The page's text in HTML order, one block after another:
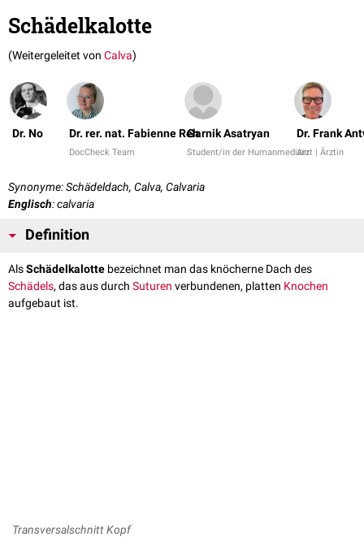
Schädelkalotte
(Weitergeleitet von Calva)
Dr. No Dr. rer. nat. Fabienne Reh
DocCheck Team
Garnik Asatryan
Student/in der Humanmedizin
Dr. Frank
Arzt | Ärztin
Synonyme: Schädeldach, Calva, Calvaria
Englisch: calvaria
Definition
AlsSchädelkalotte bezeichnet man das knöcherne Dach des
Schädels, das aus durch Suturen verbundenen, platten Knochen
aufgebaut ist.
Transversalschnitt Kopf